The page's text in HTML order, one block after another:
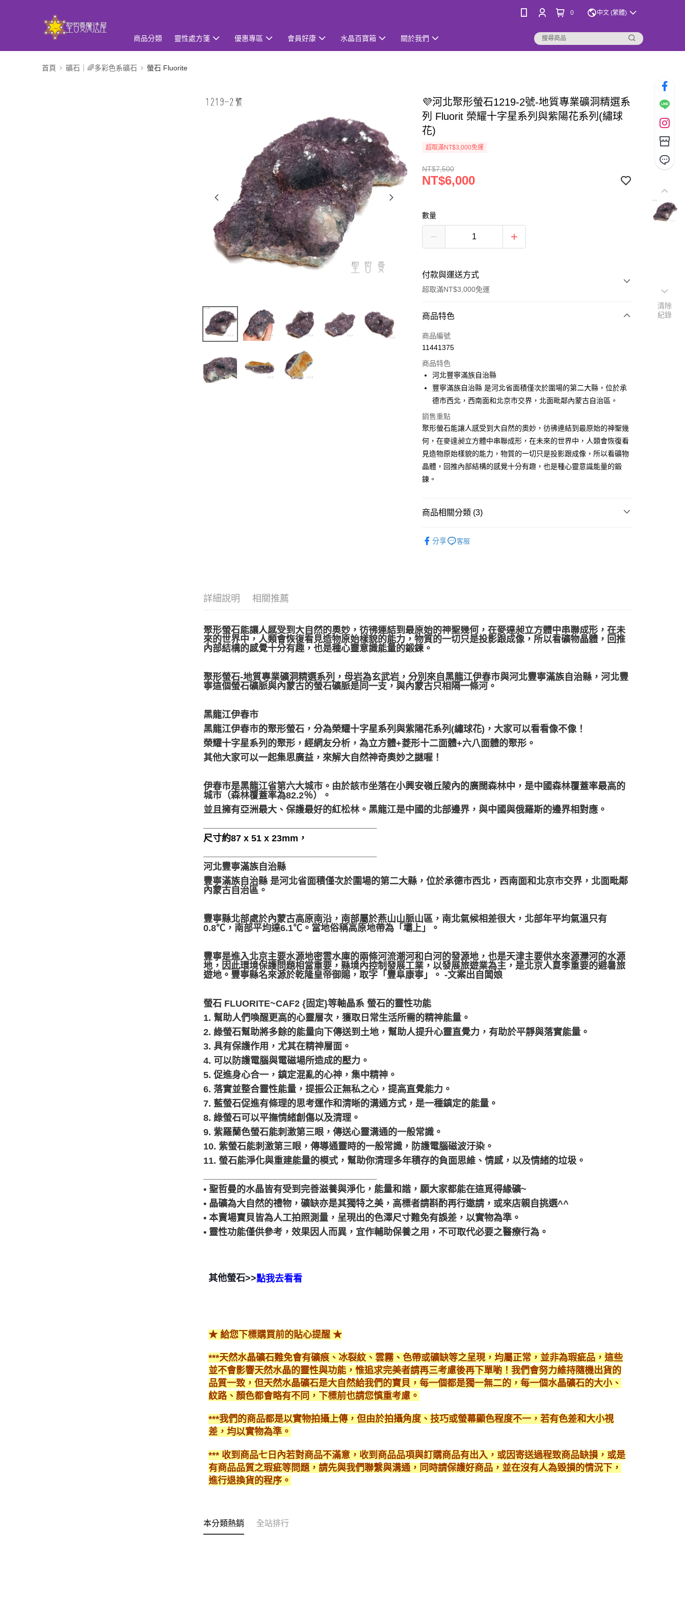
0 中文 (繁體)
商品分類 靈性處方箋 優惠專區 會員好康 水晶百寶箱 關於我們
首頁 礦石｜🌈多彩色系礦石 螢石 Fluorite
💜河北聚形螢石1219-2號-地質專業礦洞精選系
列 Fluorit 榮耀十字星系列與紫陽花系列(繡球
花)
超取滿NT$3,000免運
NT$7,500
NT$6,000
數量
付款與運送方式
超取滿NT$3,000免運
付款方式
信用卡一次付款
LINE Pay
Apple Pay
悠遊付
運送方式
每筆NT$80，滿NT$3,000(含以上)免運費
每筆NT$80，滿NT$3,000(含以上)免運費
付款後門市自取
免運費
商品特色
商品編號
11441375
商品特色
河北豐寧滿族自治縣
豐寧滿族自治縣 是河北省面積僅次於圍場的第二大縣，位於承
德市西北，西南面和北京市交界，北面毗鄰內蒙古自治區。
銷售重點
聚形螢石能讓人感受到大自然的奧妙，彷彿連結到最原始的神聖幾
何，在麥達昶立方體中串聯成形，在未來的世界中，人類會恢復看
見造物原始樣貌的能力，物質的一切只是投影跟成像，所以看礦物
晶體，回推內部結構的感覺十分有趣，也是種心靈意識能量的鍛
鍊。
商品相關分類 (3)
分享 客服
詳細說明 相關推薦
聚形螢石能讓人感受到大自然的奧妙，彷彿連結到最原始的神聖幾何，在麥達昶立方體中串聯成形，在未
來的世界中，人類會恢復看見造物原始樣貌的能力，物質的一切只是投影跟成像，所以看礦物晶體，回推
內部結構的感覺十分有趣，也是種心靈意識能量的鍛鍊。
聚形螢石-地質專業礦洞精選系列，母岩為玄武岩，分別來自黑龍江伊春市與河北豐寧滿族自治縣，河北豐
寧這個螢石礦脈與內蒙古的螢石礦脈是同一支，與內蒙古只相隔一條河。
黑龍江伊春市
黑龍江伊春市的聚形螢石，分為榮耀十字星系列與紫陽花系列(繡球花)，大家可以看看像不像！
榮耀十字星系列的聚形，經網友分析，為立方體+菱形十二面體+六八面體的聚形。
其他大家可以一起集思廣益，來解大自然神奇奧妙之謎喔！
伊春市是黑龍江省第六大城市。由於該市坐落在小興安嶺丘陵內的廣闊森林中，是中國森林覆蓋率最高的
城市（森林覆蓋率為82.2％）。
並且擁有亞洲最大、保護最好的紅松林。黑龍江是中國的北部邊界，與中國與俄羅斯的邊界相對應。
尺寸約87 x 51 x 23mm，
河北豐寧滿族自治縣
豐寧滿族自治縣 是河北省面積僅次於圍場的第二大縣，位於承德市西北，西南面和北京市交界，北面毗鄰
內蒙古自治區。
豐寧縣北部處於內蒙古高原南沿，南部屬於燕山山脈山區，南北氣候相差很大，北部年平均氣溫只有
0.8℃，南部平均達6.1℃。當地俗稱高原地帶為「壩上」。
豐寧是進入北京主要水源地密雲水庫的兩條河流潮河和白河的發源地，也是天津主要供水來源灤河的水源
地，因此環境保護問題相當重要，縣境內控制發展工業，以發展旅遊業為主，是北京人夏季重要的避暑旅
遊地。豐寧縣名來源於乾隆皇帝御賜，取字「豐阜康寧」。 -文案出自闆娘
螢石 FLUORITE~CAF2 {固定}等軸晶系 螢石的靈性功能
1. 幫助人們喚醒更高的心靈層次，獲取日常生活所需的精神能量。
2. 綠螢石幫助將多餘的能量向下傳送到土地，幫助人提升心靈直覺力，有助於平靜與落實能量。
3. 具有保護作用，尤其在精神層面。
4. 可以防護電腦與電磁場所造成的壓力。
5. 促進身心合一，鎮定混亂的心神，集中精神。
6. 落實並整合靈性能量，提振公正無私之心，提高直覺能力。
7. 藍螢石促進有條理的思考運作和清晰的溝通方式，是一種鎮定的能量。
8. 綠螢石可以平撫情緒創傷以及清理。
9. 紫羅蘭色螢石能刺激第三眼，傳送心靈溝通的一般常識。
10. 紫螢石能刺激第三眼，傳導通靈時的一般常識，防護電腦磁波汙染。
11. 螢石能淨化與重建能量的模式，幫助你清理多年積存的負面思維、情感，以及情緒的垃圾。
• 聖哲曼的水晶皆有受到完善滋養與淨化，能量和諧，願大家都能在這覓得緣礦~
• 晶礦為大自然的禮物，礦缺亦是其獨特之美，高標者請斟酌再行邀請，或來店親自挑選^^
• 本賣場寶貝皆為人工拍照測量，呈現出的色澤尺寸難免有誤差，以實物為準。
• 靈性功能僅供參考，效果因人而異，宜作輔助保養之用，不可取代必要之醫療行為。
其他螢石>>點我去看看
★ 給您下標購買前的貼心提醒 ★
***天然水晶礦石難免會有礦痕、冰裂紋、雲霧、色帶或礦缺等之呈現，均屬正常，並非為瑕疵品，這些
並不會影響天然水晶的靈性與功能，惟追求完美者請再三考慮後再下單喲！我們會努力維持隨機出貨的
品質一致，但天然水晶礦石是大自然給我們的寶貝，每一個都是獨一無二的，每一個水晶礦石的大小、
紋路、顏色都會略有不同，下標前也請您慎重考慮。
***我們的商品都是以實物拍攝上傳，但由於拍攝角度、技巧或螢幕顯色程度不一，若有色差和大小視
差，均以實物為準。
*** 收到商品七日內若對商品不滿意，收到商品品項與訂購商品有出入，或因寄送過程致商品缺損，或是
有商品品質之瑕疵等問題，請先與我們聯繫與溝通，同時請保護好商品，並在沒有人為毀損的情況下，
進行退換貨的程序。
本分類熱銷 全站排行
清除
紀錄